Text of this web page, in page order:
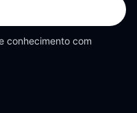
conhecimento com